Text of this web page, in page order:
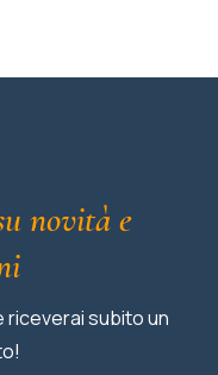
novità e
riceverai subito un